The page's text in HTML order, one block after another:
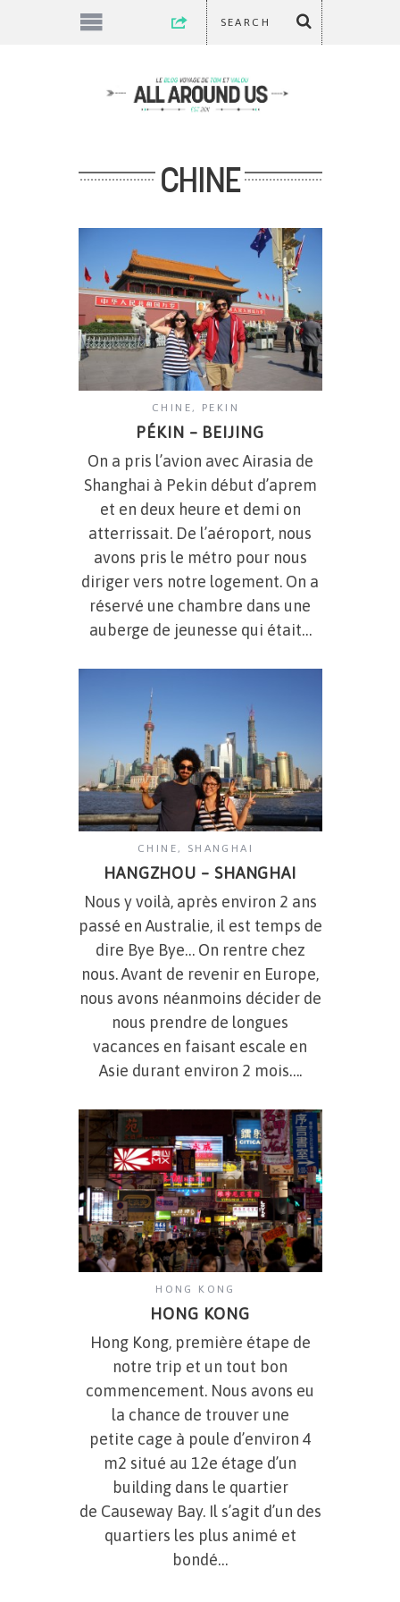
CHINE
CHINE , PEKIN
PÉKIN – BEIJING
On a pris l’avion avec Airasia de
Shanghai à Pekin début d’aprem
et en deux heure et demi on
atterrissait. De l’aéroport, nous
avons pris le métro pour nous
diriger vers notre logement. On a
réservé une chambre dans une
auberge de jeunesse qui était…
CHINE , SHANGHAI
HANGZHOU – SHANGHAI
Nous y voilà, après environ 2 ans
passé en Australie, il est temps de
dire Bye Bye… On rentre chez
nous. Avant de revenir en Europe,
nous avons néanmoins décider de
nous prendre de longues
vacances en faisant escale en
Asie durant environ 2 mois….
HONG KONG
HONG KONG
Hong Kong, première étape de
notre trip et un tout bon
commencement. Nous avons eu
la chance de trouver une
petite cage à poule d’environ 4
m2 situé au 12e étage d’un
building dans le quartier
de Causeway Bay. Il s’agit d’un des
quartiers les plus animé et
bondé…